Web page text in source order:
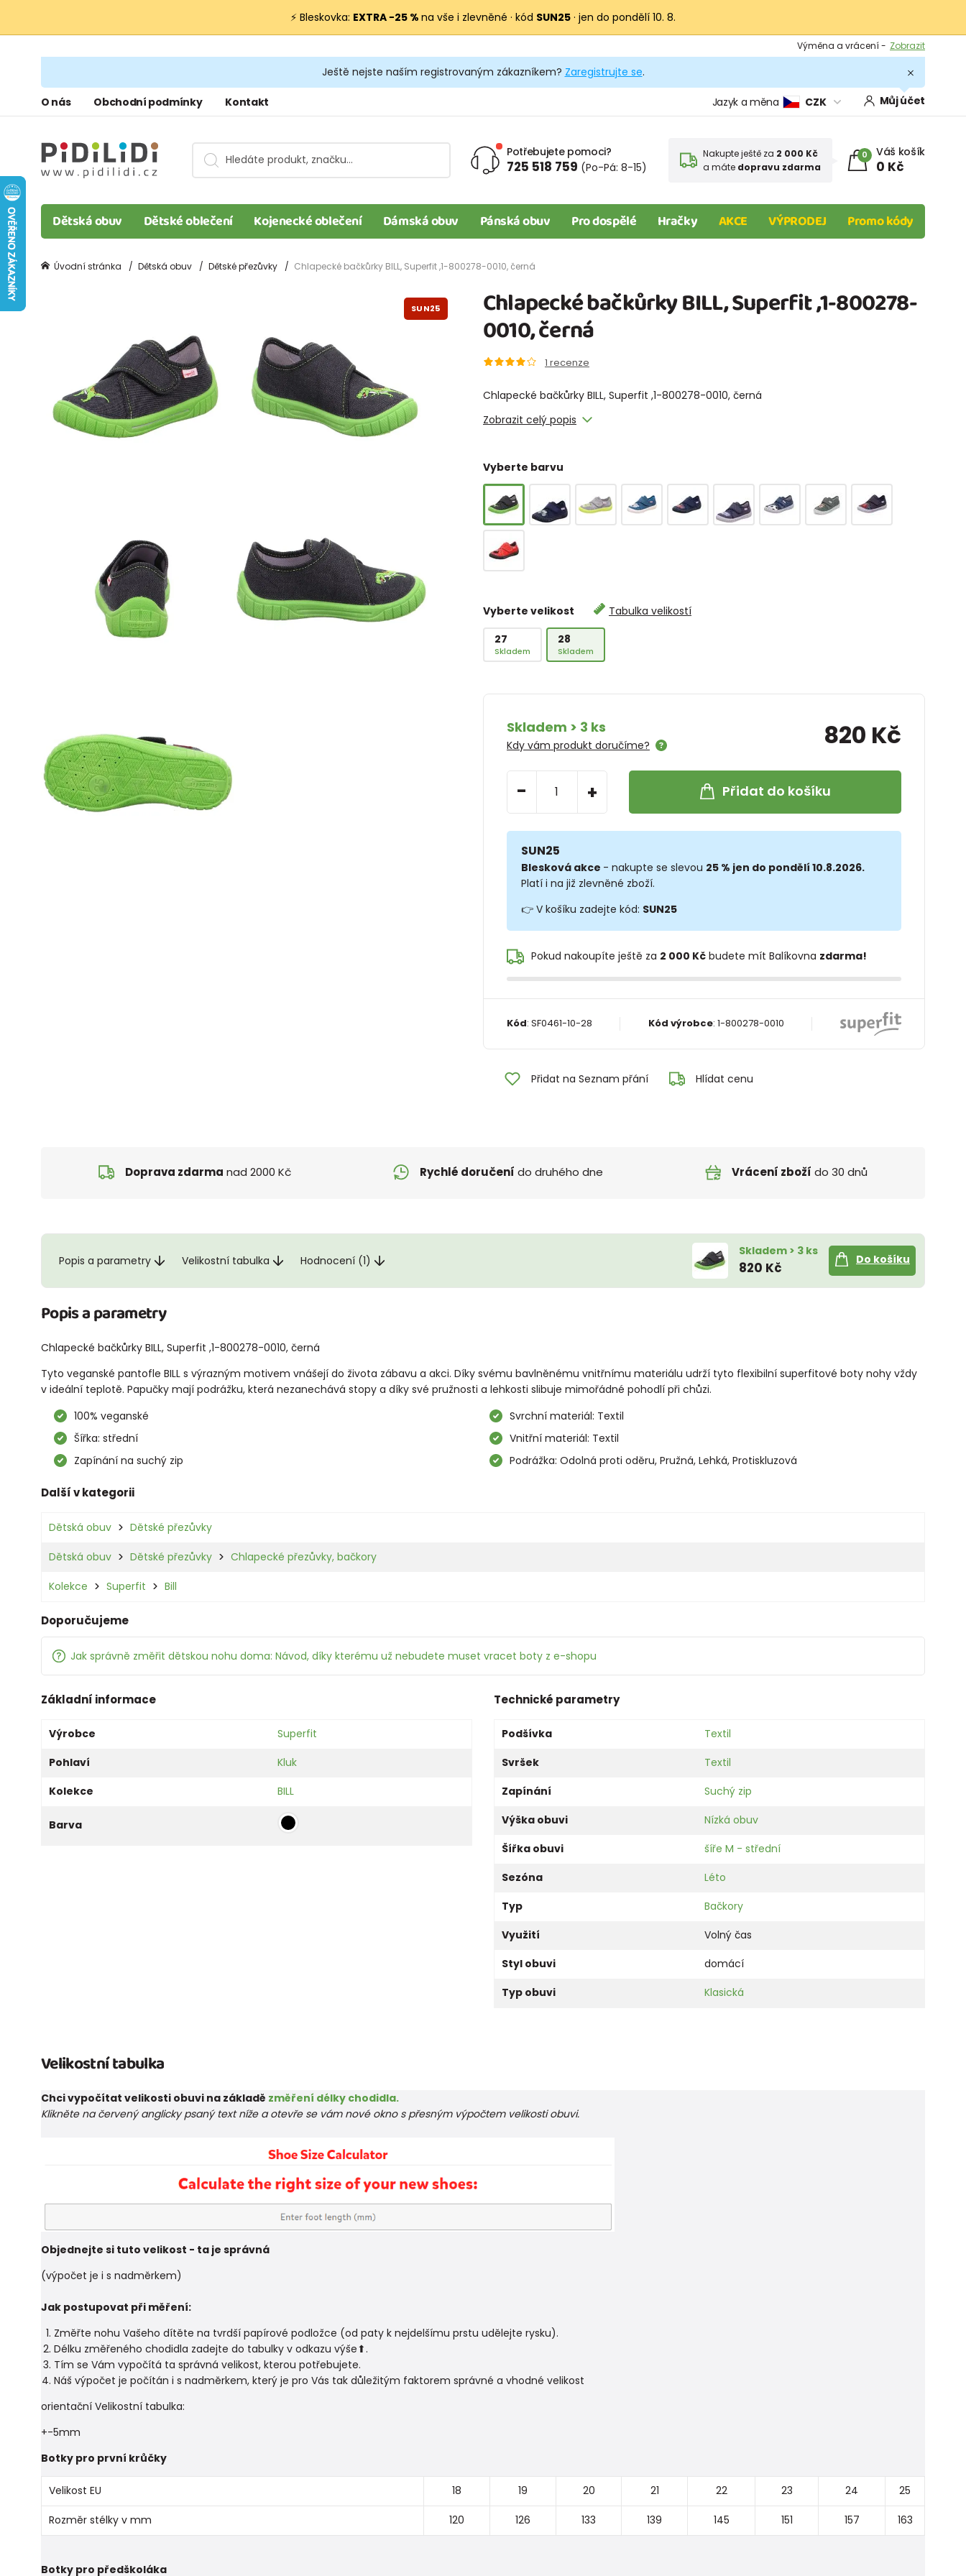
⚡ Bleskovka: EXTRA −25 % na vše i zlevněné · kód SUN25 · jen do pondělí 10. 8.
Výměna a vrácení - Zobrazit
Podmínky
Ještě nejste naším registrovaným zákazníkem? Zaregistrujte se.
O nás Obchodní podmínky Kontakt Jazyk a měna CZK Můj účet
Potřebujete pomoci?
725 518 759 (Po-Pá: 8-15)
Nakupte ještě za 2 000 Kč
a máte dopravu zdarma
0 Váš košík
0 Kč
Dětská obuv Dětské oblečení Kojenecké oblečení Dámská obuv Pánská obuv Pro dospělé Hračky AKCE VÝPRODEJ Promo kódy
Úvodní stránka Dětská obuv Dětské přezůvky Chlapecké bačkůrky BILL, Superfit ,1-800278-0010, černá
Chlapecké bačkůrky BILL, Superfit ,1-800278-
0010, černá
1 recenze
Chlapecké bačkůrky BILL, Superfit ,1-800278-0010, černá
Zobrazit celý popis
Vyberte barvu
Vyberte velikost
Tabulka velikostí
27
Skladem
28
Skladem
Skladem > 3 ks
Kdy vám produkt doručíme? 820 Kč
- + Přidat do košíku
SUN25
Blesková akce - nakupte se slevou 25 % jen do pondělí 10.8.2026.
Platí i na již zlevněné zboží.
👉 V košíku zadejte kód: SUN25
Pokud nakoupíte ještě za 2 000 Kčbudete mít Balíkovna zdarma!
Kód: SF0461-10-28 Kód výrobce: 1-800278-0010
Přidat na Seznam přání Hlídat cenu
SUN25
Doprava zdarma nad 2000 Kč Rychlé doručení do druhého dne Vrácení zboží do 30 dnů
Popis a parametry Velikostní tabulka Hodnocení (1)
Skladem > 3 ks
820 Kč
Do košíku
Popis a parametry
Chlapecké bačkůrky BILL, Superfit ,1-800278-0010, černá
Tyto veganské pantofle BILL s výrazným motivem vnášejí do života zábavu a akci. Díky svému bavlněnému vnitřnímu materiálu udrží tyto flexibilní superfitové boty nohy vždy
v ideální teplotě. Papučky mají podrážku, která nezanechává stopy a díky své pružnosti a lehkosti slibuje mimořádné pohodlí při chůzi.
100% veganské
Svrchní materiál: Textil
Šířka: střední
Vnitřní materiál: Textil
Zapínání na suchý zip
Podrážka: Odolná proti oděru, Pružná, Lehká, Protiskluzová
Další v kategorii
Dětská obuv Dětské přezůvky
Dětská obuv Dětské přezůvky Chlapecké přezůvky, bačkory
Kolekce Superfit Bill
Doporučujeme
Jak správně změřit dětskou nohu doma: Návod, díky kterému už nebudete muset vracet boty z e-shopu
Základní informace
Výrobce
Superfit
Pohlaví
Kluk
Kolekce
BILL
Barva
Technické parametry
Podšívka
Textil
Svršek
Textil
Zapínání
Suchý zip
Výška obuvi
Nízká obuv
Šířka obuvi
šíře M - střední
Sezóna
Léto
Typ
Bačkory
Využití
Volný čas
Styl obuvi
domácí
Typ obuvi
Klasická
Velikostní tabulka
Chci vypočítat velikosti obuvi na základě změření délky chodidla.
Klikněte na červený anglicky psaný text níže a otevře se vám nové okno s přesným výpočtem velikosti obuvi.
Objednejte si tuto velikost - ta je správná
(výpočet je i s nadměrkem)
Jak postupovat při měření:
Změřte nohu Vašeho dítěte na tvrdší papírové podložce (od paty k nejdelšímu prstu udělejte rysku).
Délku změřeného chodidla zadejte do tabulky v odkazu výše⬆.
Tím se Vám vypočítá ta správná velikost, kterou potřebujete.
Náš výpočet je počítán i s nadměrkem, který je pro Vás tak důležitým faktorem správné a vhodné velikost
orientační Velikostní tabulka:
+-5mm
Botky pro první krůčky
Velikost EU 18 19 20 21 22 23 24 25
Rozměr stélky v mm 120 126 133 139 145 151 157 163
Botky pro předškoláka